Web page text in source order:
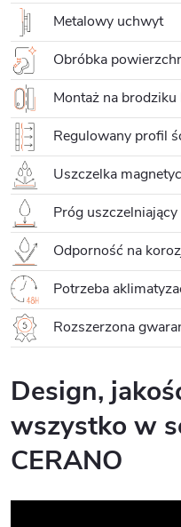
Metalowy uchwyt
Obróbka
Montaż na brodziku
Regulowany profil
Uszczelka
Próg uszczelniający
Odporność na
Potrzeba
Rozszerzona
Design,
wszystko w
CERANO